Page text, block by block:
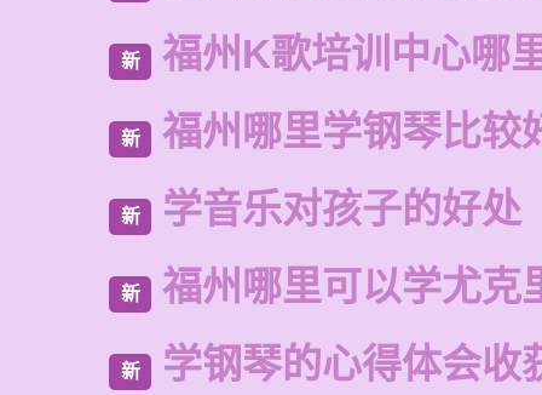
新 福州K歌培训中心哪
新 福州哪里学钢琴比较
新 学音乐对孩子的好处
新 福州哪里可以学尤克
新 学钢琴的心得体会收